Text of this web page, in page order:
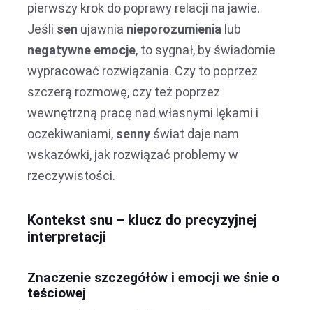
pierwszy krok do poprawy relacji na jawie.
Jeśli sen ujawnia nieporozumienia lub
negatywne emocje, to sygnał, by świadomie
wypracować rozwiązania. Czy to poprzez
szczerą rozmowę, czy też poprzez
wewnętrzną pracę nad własnymi lękami i
oczekiwaniami, senny świat daje nam
wskazówki, jak rozwiązać problemy w
rzeczywistości.
Kontekst snu – klucz do precyzyjnej
interpretacji
Znaczenie szczegółów i emocji we śnie o
teściowej